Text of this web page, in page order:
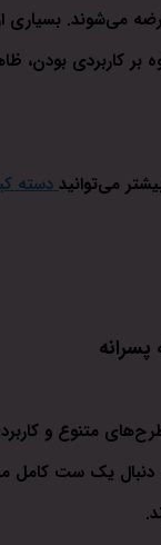
بسیاری از
بر کاربردی بودن،
می‌توانیددسته
متنوع و
دنبال یک ست کامل